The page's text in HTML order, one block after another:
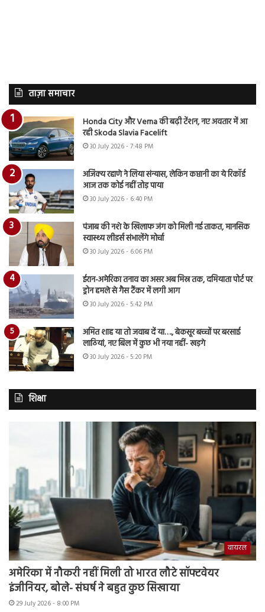
ताज़ा समाचार
Honda City और Verna की बढ़ी टेंशन, नए अवतार में आ
रही Skoda Slavia Facelift
30 July 2026 - 7:48 PM
अजिंक्य रहाणे ने लिया संन्यास, लेकिन कप्तानी का ये रिकॉर्ड
आज तक कोई नहीं तोड़ पाया
30 July 2026 - 6:40 PM
पंजाब की नशे के खिलाफ जंग को मिली नई ताकत, मानसिक
स्वास्थ्य लीडर्स संभालेंगे मोर्चा
30 July 2026 - 6:06 PM
ईरान-अमेरिका तनाव का असर अब मिस्र तक, दमियाता पोर्ट पर
ड्रोन हमले से गैस टैंकर में लगी आग
30 July 2026 - 5:42 PM
अमित शाह या तो जवाब दें या…., बेकसूर बच्चों पर बरसाई
लाठियां, नए बिल में कुछ भी नया नहीं- खड़गे
30 July 2026 - 5:20 PM
शिक्षा
वायरल
अमेरिका में नौकरी नहीं मिली तो भारत लौटे सॉफ्टवेयर
इंजीनियर, बोले- संघर्ष ने बहुत कुछ सिखाया
29 July 2026 - 8:00 PM